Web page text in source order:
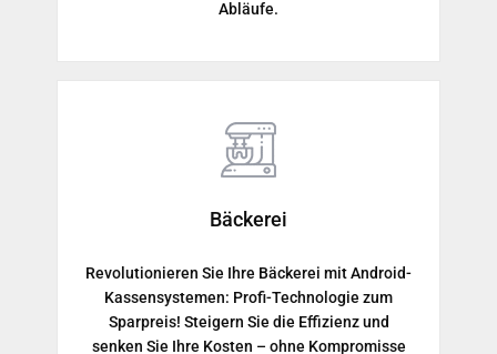
Abläufe.
Bäckerei
Revolutionieren Sie Ihre Bäckerei mit Android-
Kassensystemen: Profi-Technologie zum
Sparpreis! Steigern Sie die Effizienz und
senken Sie Ihre Kosten – ohne Kompromisse